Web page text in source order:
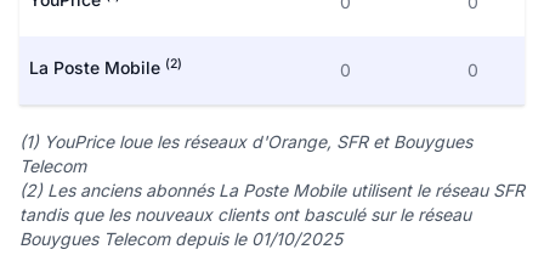
La Poste Mobile (2) 0 0
(1) YouPrice loue les réseaux d'Orange, SFR et Bouygues
Telecom
(2) Les anciens abonnés La Poste Mobile utilisent le réseau SFR
tandis que les nouveaux clients ont basculé sur le réseau
Bouygues Telecom depuis le 01/10/2025